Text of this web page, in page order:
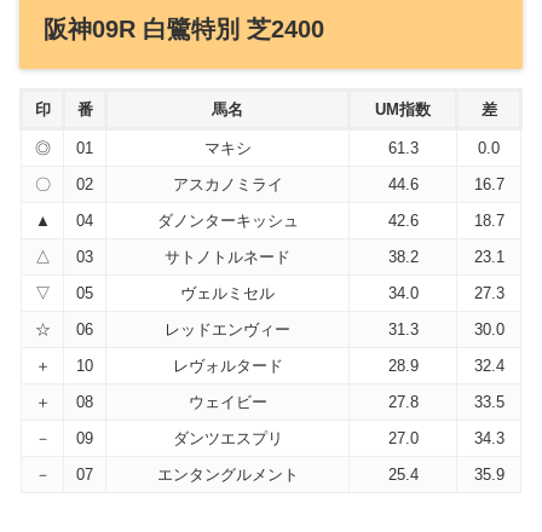
阪神09R 白鷺特別 芝2400
印 番 馬名 UM指数 差
◎ 01 マキシ 61.3
0.0
〇
02 アスカノミライ 44.6
16.7
▲
04 ダノンターキッシュ 42.6
18.7
△
03 サトノトルネード 38.2
23.1
▽
05 ヴェルミセル 34.0
27.3
☆
06 レッドエンヴィー 31.3
30.0
＋
10 レヴォルタード 28.9
32.4
＋
08 ウェイビー 27.8
33.5
－
09 ダンツエスプリ 27.0
34.3
－
07 エンタングルメント 25.4 35.9